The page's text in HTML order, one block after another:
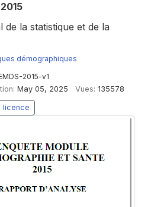
de la statistique et de la
démographiques
2015-v1
May 05, 2025 Vues: 135578
licence